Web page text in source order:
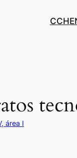
CCH
área I